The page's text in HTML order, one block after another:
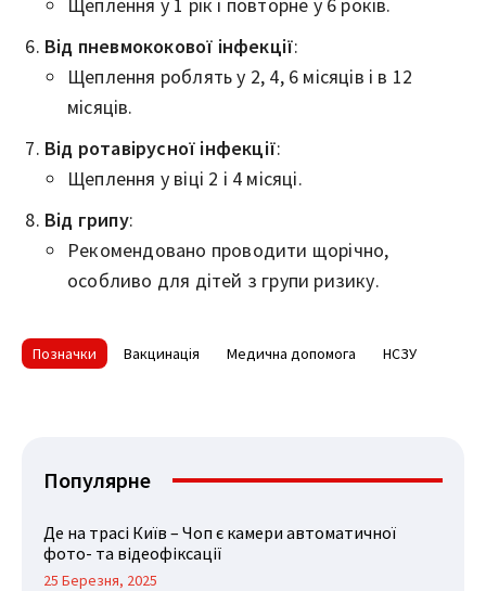
Від пневмококової інфекції:
Щеплення роблять у 2, 4, 6 місяців і в 12
місяців.
Від ротавірусної інфекції:
Щеплення у віці 2 і 4 місяці.
Від грипу:
Рекомендовано проводити щорічно,
особливо для дітей з групи ризику.
Позначки Вакцинація Медична допомога НСЗУ
Популярне
Де на трасі Київ – Чоп є камери автоматичної
фото- та відеофіксації
25 Березня, 2025